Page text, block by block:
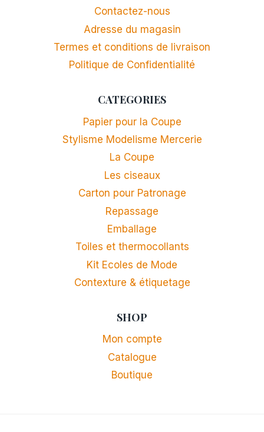
Contactez-nous
Adresse du magasin
Termes et conditions de livraison
Politique de Confidentialité
CATEGORIES
Papier pour la Coupe
Stylisme Modelisme Mercerie
La Coupe
Les ciseaux
Carton pour Patronage
Repassage
Emballage
Toiles et thermocollants
Kit Ecoles de Mode
Contexture & étiquetage
SHOP
Mon compte
Catalogue
Boutique